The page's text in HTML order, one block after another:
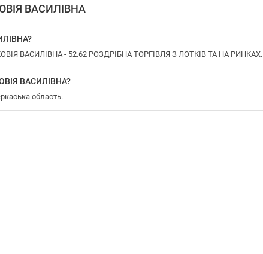
ВАСИЛІВНА
ВАСИЛІВНА - 52.62 РОЗДРІБНА ТОРГІВЛЯ З ЛОТКІВ ТА НА РИНКАХ.
ВАСИЛІВНА?
область.